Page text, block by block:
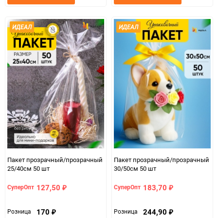
ИДЕАЛ
Пакет прозрачный/прозрачный
25/40см 50 шт
СуперОпт 127,50 ₽
Розница 170 ₽
ИДЕАЛ
Пакет прозрачный/прозрачный
30/50см 50 шт
СуперОпт 183,70 ₽
Розница 244,90 ₽